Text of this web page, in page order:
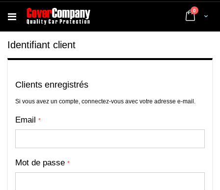
Cart
0 articles
Identifiant client
Clients enregistrés
Si vous avez un compte, connectez-vous avec votre adresse e-mail.
Email
Mot de passe